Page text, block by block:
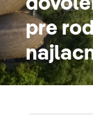
pre